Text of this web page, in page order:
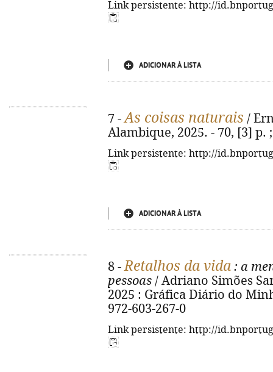
Link persistente: http://
ADICIONAR À LISTA
7 -As coisas naturais /
Alambique, 2025. - 70, [3] p.
Link persistente: http://
ADICIONAR À LISTA
8 -Retalhos da vida : a
pessoas / Adriano Simões
2025 : Gráfica Diário do
972-603-267-0
Link persistente: http://